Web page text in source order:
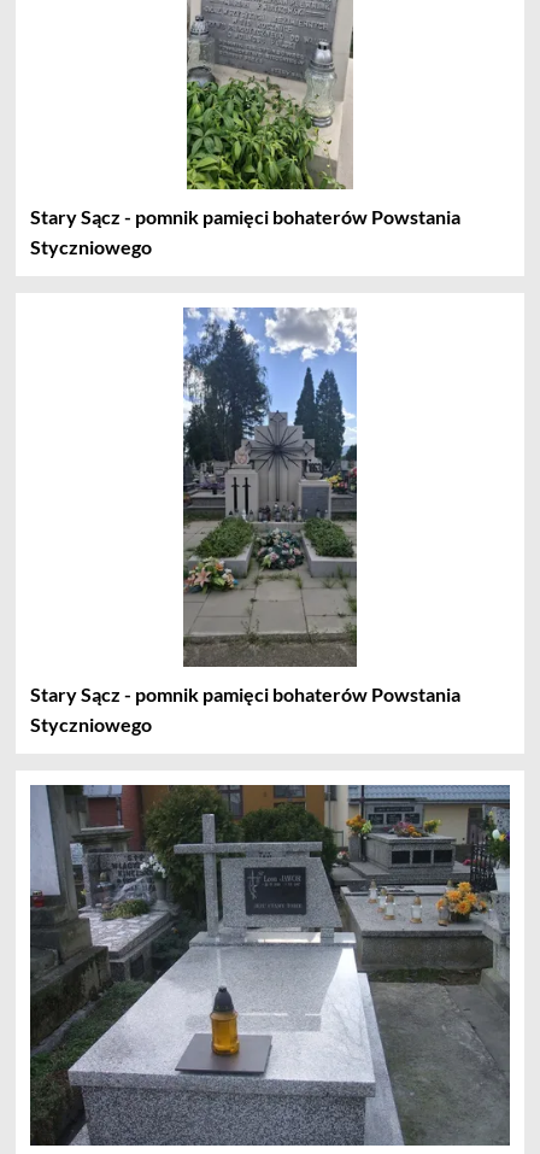
Stary Sącz - pomnik pamięci bohaterów Powstania
Styczniowego
Stary Sącz - pomnik pamięci bohaterów Powstania
Styczniowego